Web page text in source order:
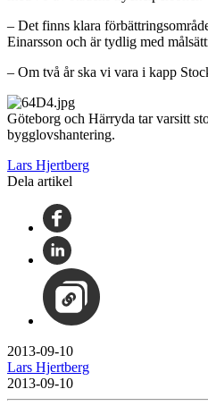
– Det finns klara
Einarsson och är tydlig med
– Om två år ska vi vara i kapp
Göteborg och Härryda tar varsitt
bygglovshantering.
Lars Hjertberg
Dela artikel
2013-09-10
Lars Hjertberg
2013-09-10